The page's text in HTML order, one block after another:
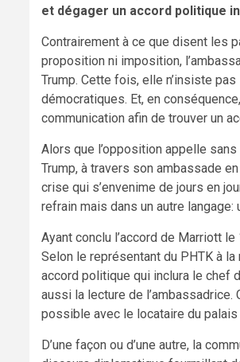
et dégager un accord politique
Contrairement à ce que disent les
proposition ni imposition,
Trump. Cette fois, elle n’insiste
démocratiques. Et, en
communication afin de trouver un
Alors que l’opposition appelle
Trump, à travers son ambassade
crise qui s’envenime de jours en
refrain mais dans un autre
Ayant conclu l’accord de Marriott
Selon le représentant du PHTK à
accord politique qui inclura le chef
aussi la lecture de l’ambassadrice.
possible avec le locataire du
D’une façon ou d’une autre, la